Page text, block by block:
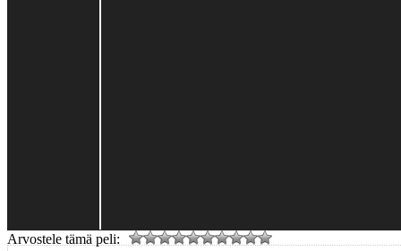
Arvostele tämä peli: